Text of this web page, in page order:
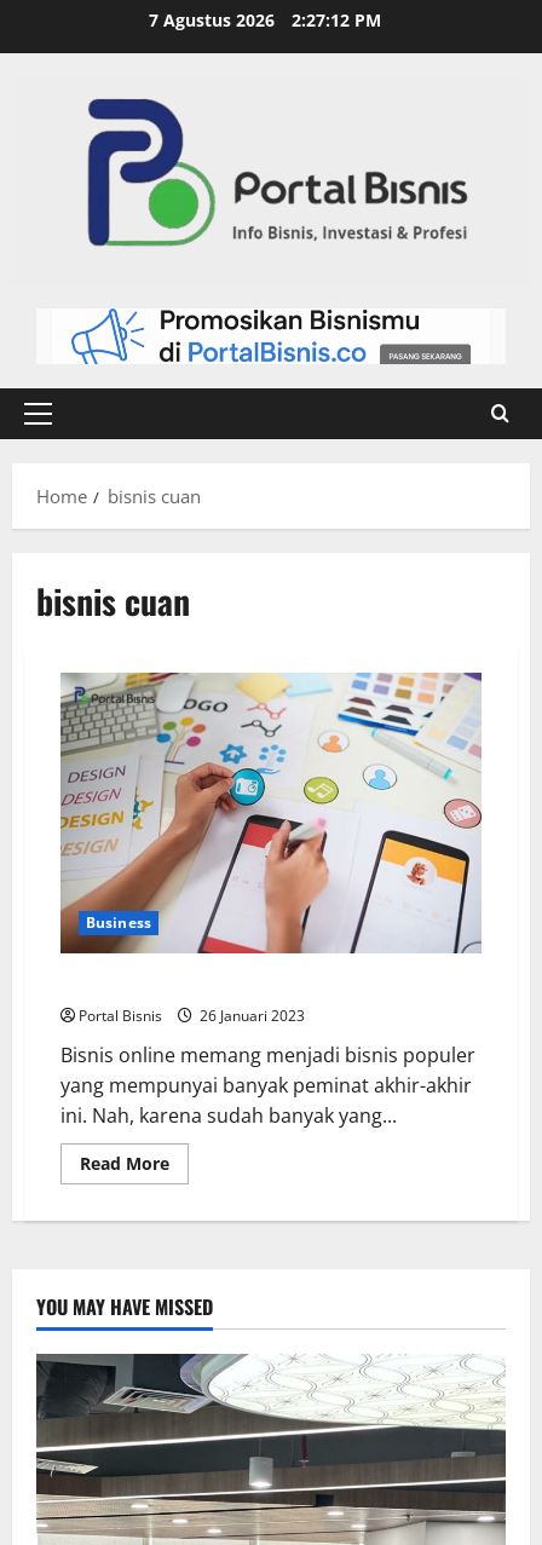
7 Agustus 2026 2:27:13 PM
Home bisnis cuan
bisnis cuan
Business
Portal Bisnis 26 Januari 2023
Bisnis online memang menjadi bisnis populer
yang mempunyai banyak peminat akhir-akhir
ini. Nah, karena sudah banyak yang...
Read More
YOU MAY HAVE MISSED